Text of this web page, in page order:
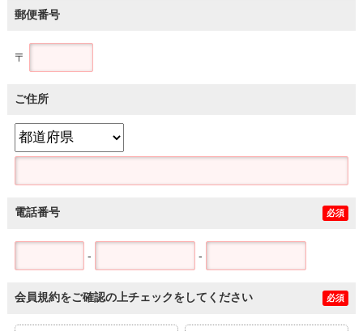
郵便番号
〒
ご住所
電話番号 必須
- -
会員規約をご確認の上チェックをしてください 必須